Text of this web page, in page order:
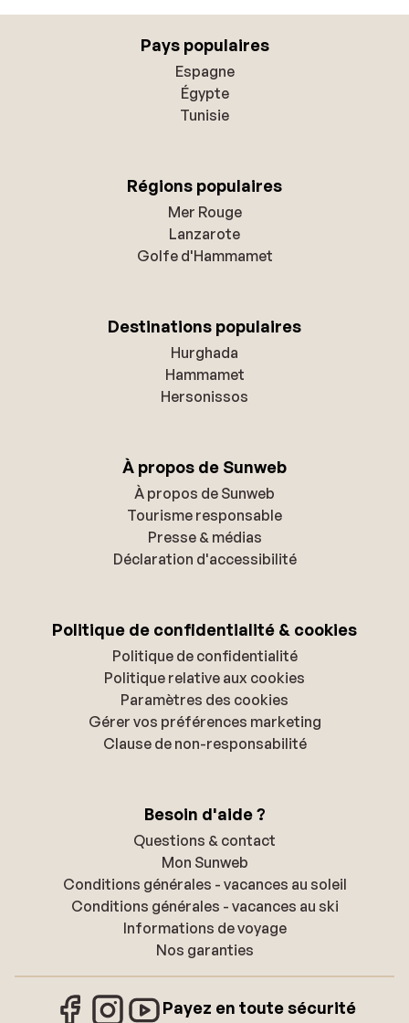
Pays populaires
Espagne
Égypte
Tunisie
Régions populaires
Mer Rouge
Lanzarote
Golfe d'Hammamet
Destinations populaires
Hurghada
Hammamet
Hersonissos
À propos de Sunweb
À propos de Sunweb
Tourisme responsable
Presse & médias
Déclaration d'accessibilité
Politique de confidentialité & cookies
Politique de confidentialité
Politique relative aux cookies
Paramètres des cookies
Gérer vos préférences marketing
Clause de non-responsabilité
Besoin d'aide ?
Questions & contact
Mon Sunweb
Conditions générales - vacances au soleil
Conditions générales - vacances au ski
Informations de voyage
Nos garanties
Payez en toute sécurité